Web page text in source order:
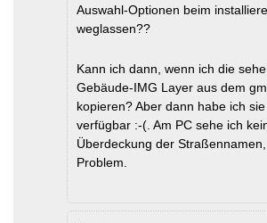
Auswahl-Optionen beim
weglassen??
Kann ich dann, wenn ich die
Gebäude-IMG Layer aus dem
kopieren? Aber dann habe ich
verfügbar :-(. Am PC sehe ich
Überdeckung der
Problem.